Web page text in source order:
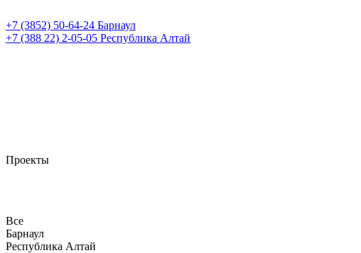
+7 (3852) 50-64-24 Барнаул
+7 (388 22) 2-05-05 Республика Алтай
Проекты
Все
Барнаул
Республика Алтай